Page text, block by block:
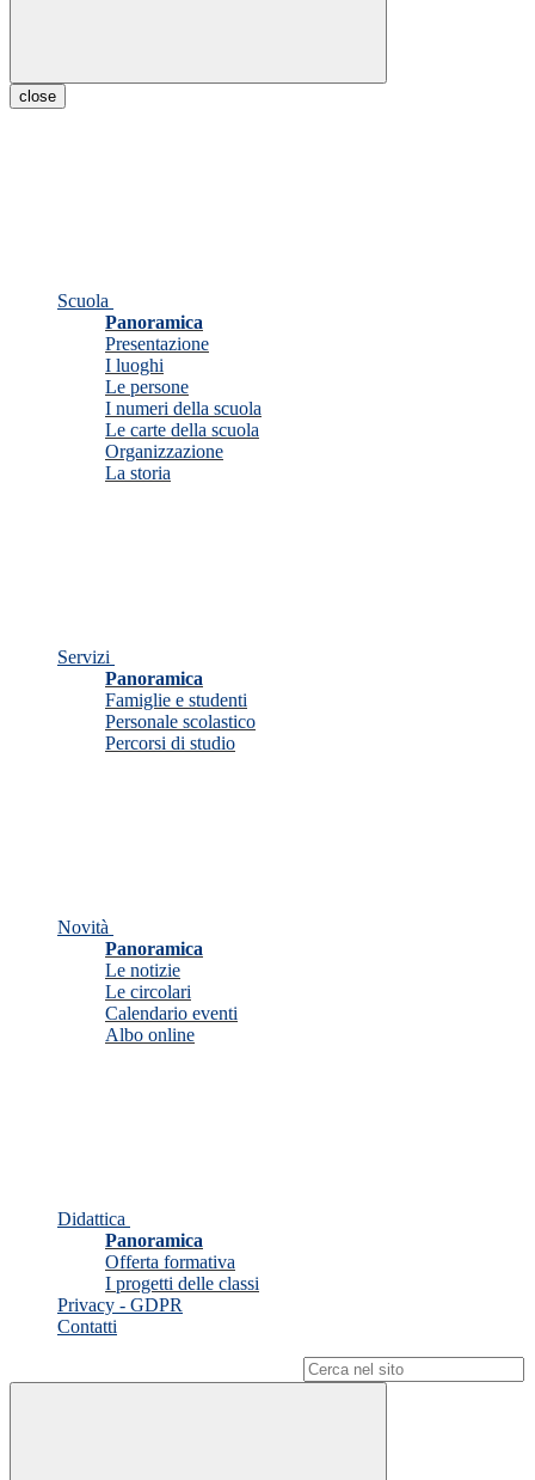
close
Scuola
Panoramica
Presentazione
I luoghi
Le persone
I numeri della scuola
Le carte della scuola
Organizzazione
La storia
Servizi
Panoramica
Famiglie e studenti
Personale scolastico
Percorsi di studio
Novità
Panoramica
Le notizie
Le circolari
Calendario eventi
Albo online
Didattica
Panoramica
Offerta formativa
I progetti delle classi
Privacy - GDPR
Contatti